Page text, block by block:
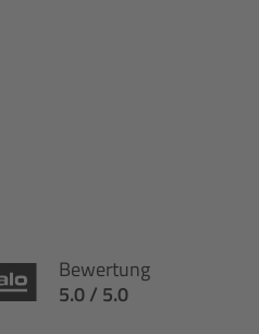
Bewertung
5.0 / 5.0